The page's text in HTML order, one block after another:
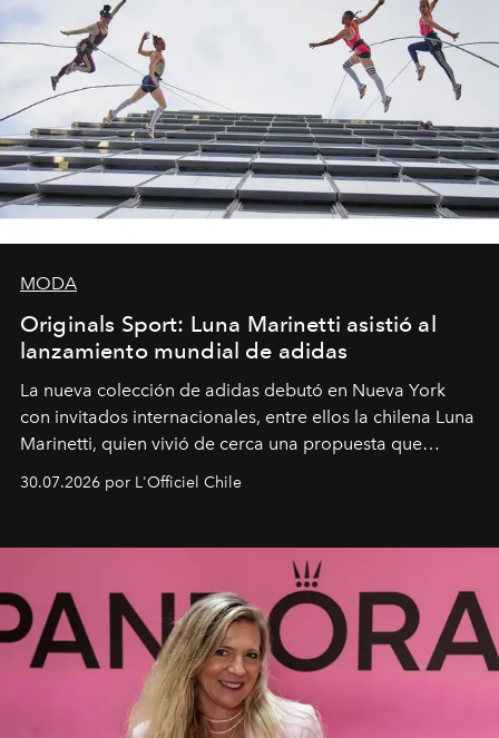
MODA
Originals Sport: Luna Marinetti asistió al
lanzamiento mundial de adidas
La nueva colección de adidas debutó en Nueva York
con invitados internacionales, entre ellos la chilena Luna
Marinetti, quien vivió de cerca una propuesta que
fusiona moda y rendimiento.
30.07.2026 por L'Officiel Chile